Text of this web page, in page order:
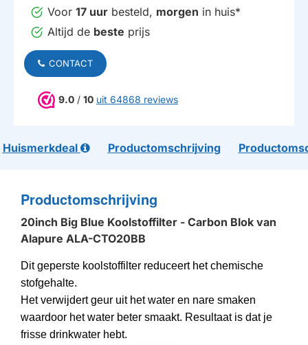
Voor 17 uur besteld, morgen in huis*
Altijd de beste prijs
CONTACT
9.0 / 10 uit 64868 reviews
Huismerkdeal Productomschrijving
Productomschrijving
20inch Big Blue Koolstoffilter - Carbon Blok van
Alapure ALA-CTO20BB
Dit geperste koolstoffilter reduceert het chemische
stofgehalte.
Het verwijdert geur uit het water en nare smaken
waardoor het water beter smaakt. Resultaat is dat je
frisse drinkwater hebt.